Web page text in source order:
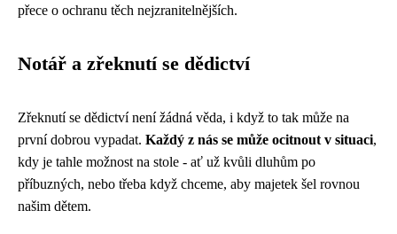
přece o ochranu těch nejzranitelnějších.
Notář a zřeknutí se dědictví
Zřeknutí se dědictví není žádná věda, i když to tak může na
první dobrou vypadat. Každý z nás se může ocitnout v situaci,
kdy je tahle možnost na stole - ať už kvůli dluhům po
příbuzných, nebo třeba když chceme, aby majetek šel rovnou
našim dětem.